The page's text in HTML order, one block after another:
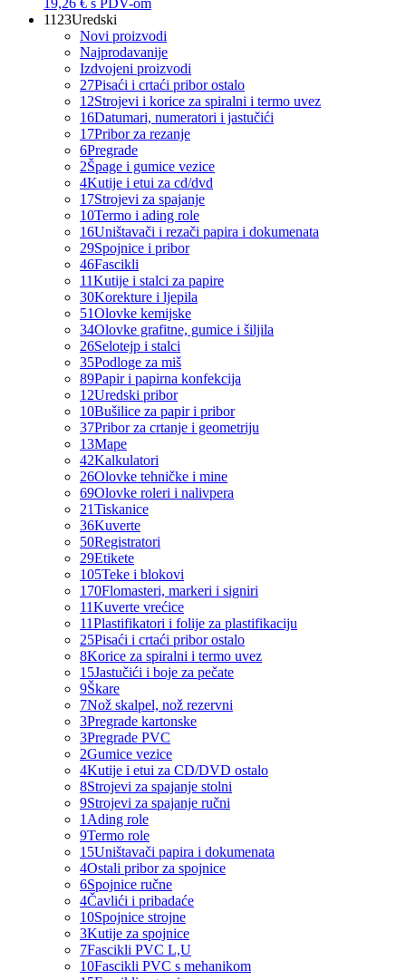
19,26 € s PDV-om
1123Uredski
Novi proizvodi
Najprodavanije
Izdvojeni proizvodi
27Pisaći i crtaći pribor ostalo
12Strojevi i korice za spiralni i termo uvez
16Datumari, numeratori i jastučići
17Pribor za rezanje
6Pregrade
2Špage i gumice vezice
4Kutije i etui za cd/dvd
17Strojevi za spajanje
10Termo i ading role
16Uništavači i rezači papira i dokumenata
29Spojnice i pribor
46Fascikli
11Kutije i stalci za papire
30Korekture i ljepila
51Olovke kemijske
34Olovke grafitne, gumice i šiljila
26Selotejp i stalci
35Podloge za miš
89Papir i papirna konfekcija
12Uredski pribor
10Bušilice za papir i pribor
37Pribor za crtanje i geometriju
13Mape
42Kalkulatori
26Olovke tehničke i mine
69Olovke roleri i nalivpera
21Tiskanice
36Kuverte
50Registratori
29Etikete
105Teke i blokovi
170Flomasteri, markeri i signiri
11Kuverte vrećice
11Plastifikatori i folije za plastifikaciju
25Pisaći i crtaći pribor ostalo
8Korice za spiralni i termo uvez
15Jastučići i boje za pečate
9Škare
7Nož skalpel, nož rezervni
3Pregrade kartonske
3Pregrade PVC
2Gumice vezice
4Kutije i etui za CD/DVD ostalo
8Strojevi za spajanje stolni
9Strojevi za spajanje ručni
1 Ading role
9Termo role
15Uništavači papira i dokumenata
4Ostali pribor za spojnice
6Spojnice ručne
4Čavlići i pribadaće
10Spojnice strojne
3Kutije za spojnice
7Fascikli PVC L,U
10Fascikli PVC s mehanikom